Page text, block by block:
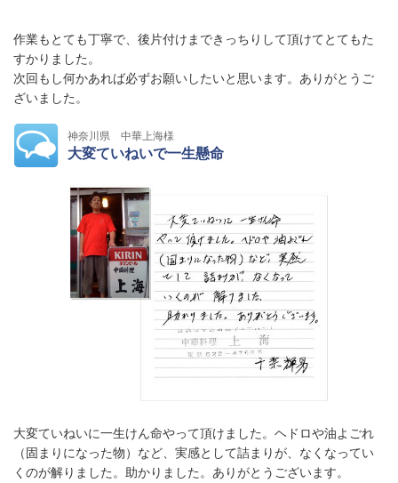
作業もとても丁寧で、後片付けまできっちりして頂けてとてもた
すかりました。
次回もし何かあれば必ずお願いしたいと思います。ありがとうご
ざいました。
神奈川県 中華上海様
大変ていねいで一生懸命
大変ていねいに一生けん命やって頂けました。ヘドロや油よごれ
（固まりになった物）など、実感として詰まりが、なくなってい
くのが解りました。助かりました。ありがとうございます。